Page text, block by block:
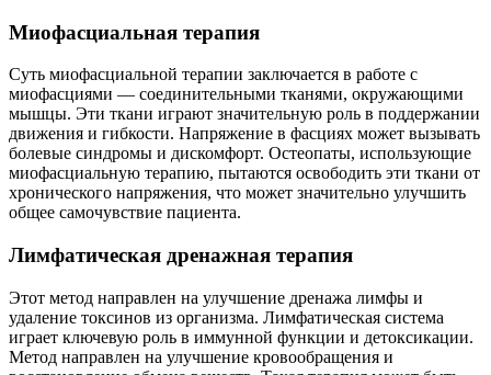
Миофасциальная терапия
Суть миофасциальной терапии заключается в работе с
миофасциями — соединительными тканями, окружающими
мышцы. Эти ткани играют значительную роль в поддержании
движения и гибкости. Напряжение в фасциях может вызывать
болевые синдромы и дискомфорт. Остеопаты, использующие
миофасциальную терапию, пытаются освободить эти ткани от
хронического напряжения, что может значительно улучшить
общее самочувствие пациента.
Лимфатическая дренажная терапия
Этот метод направлен на улучшение дренажа лимфы и
удаление токсинов из организма. Лимфатическая система
играет ключевую роль в иммунной функции и детоксикации.
Метод направлен на улучшение кровообращения и